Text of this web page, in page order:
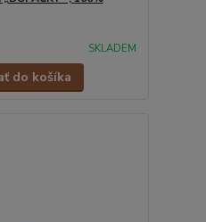
SKLADEM
do košíka